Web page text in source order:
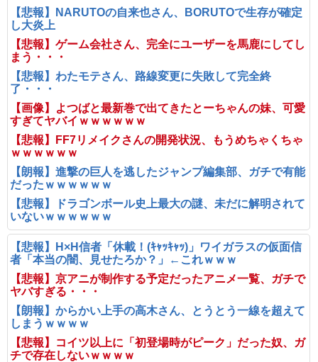
【悲報】NARUTOの自来也さん、BORUTOで生存が確定
し大炎上
【悲報】ゲーム会社さん、完全にユーザーを馬鹿にしてし
まう・・・
【悲報】わたモテさん、路線変更に失敗して完全終
了・・・
【画像】よつばと最新巻で出てきたとーちゃんの妹、可愛
すぎてヤバイｗｗｗｗｗｗ
【悲報】FF7リメイクさんの開発状況、もうめちゃくちゃ
ｗｗｗｗｗｗ
【朗報】進撃の巨人を逃したジャンプ編集部、ガチで有能
だったｗｗｗｗｗｗ
【悲報】ドラゴンボール史上最大の謎、未だに解明されて
いないｗｗｗｗｗｗ
【悲報】H×H信者「休載！(ｷｬｯｷｬｯ)」ワイガラスの仮面信
者「本当の闇、見せたろか？」←これｗｗｗ
【悲報】京アニが制作する予定だったアニメ一覧、ガチで
ヤバすぎる・・・
【朗報】からかい上手の高木さん、とうとう一線を超えて
しまうｗｗｗｗ
【悲報】コイツ以上に「初登場時がピーク」だった奴、ガ
チで存在しないｗｗｗｗ